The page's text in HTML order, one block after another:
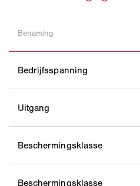
Benaming
Bedrijfsspanning
Uitgang
Beschermingsklasse
Beschermingsklasse